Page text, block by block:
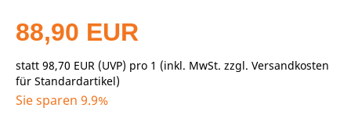
88,90 EUR
statt 98,70 EUR (UVP) pro 1 (inkl. MwSt. zzgl. Versandkosten
für Standardartikel)
Sie sparen 9.9%